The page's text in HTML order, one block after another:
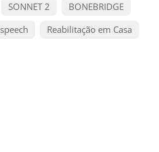
SONNET 2
BONEBRIDGE
speech
Reabilitação em Casa